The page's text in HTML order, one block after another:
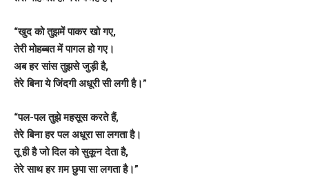
“खुद को तुझमें पाकर खो गए,
तेरी मोहब्बत में पागल हो गए।
अब हर सांस तुझसे जुड़ी है,
तेरे बिना ये जिंदगी अधूरी सी लगी है।”
“पल-पल तुझे महसूस करते हैं,
तेरे बिना हर पल अधूरा सा लगता है।
तू ही है जो दिल को सुकून देता है,
तेरे साथ हर ग़म छुपा सा लगता है।”